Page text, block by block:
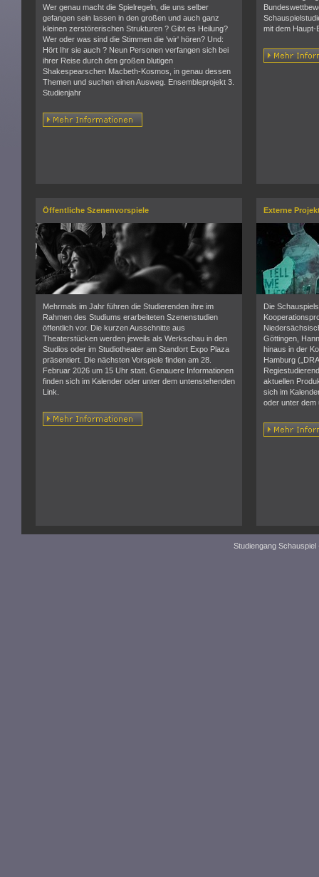
Wer genau macht die Spielregeln, die uns selber
gefangen sein lassen in den großen und auch ganz
kleinen zerstörerischen Strukturen ? Gibt es Heilung?
Wer oder was sind die Stimmen die 'wir' hören? Und:
Hört Ihr sie auch ? Neun Personen verfangen sich bei
ihrer Reise durch den großen blutigen
Shakespearschen Macbeth-Kosmos, in genau dessen
Themen und suchen einen Ausweg. Ensembleprojekt 3.
Studienjahr
mit dem Haupt-
Öffentliche Szenenvorspiele
Mehrmals im Jahr führen die Studierenden ihre im
Rahmen des Studiums erarbeiteten Szenenstudien
öffentlich vor. Die kurzen Ausschnitte aus
Theaterstücken werden jeweils als Werkschau in den
Studios oder im Studiotheater am Standort Expo Plaza
präsentiert. Die nächsten Vorspiele finden am 28.
Februar 2026 um 15 Uhr statt. Genauere Informationen
finden sich im Kalender oder unter dem untenstehenden
Link.
Externe
Die
Göttingen,
hinaus in der
Hamburg
aktuellen
sich im
oder unter dem
Studiengang